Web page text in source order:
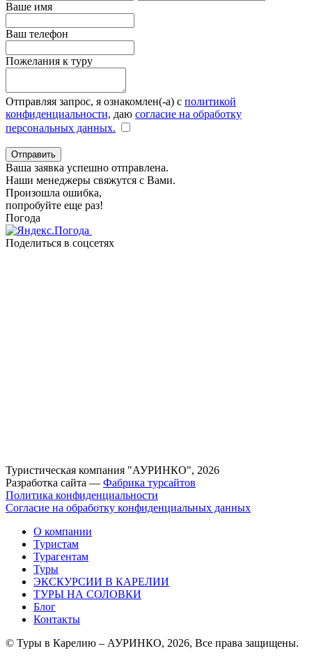
Ваше имя
Ваш телефон
Пожелания к туру
Отправляя запрос, я ознакомлен(-а) с политикой
конфиденциальности, даю согласие на обработку
персональных данных.
Отправить
Ваша заявка успешно отправлена.
Наши менеджеры свяжутся с Вами.
Произошла ошибка,
попробуйте еще раз!
Погода
Поделиться в соцсетях
Туристическая компания "АУРИНКО", 2026
Разработка сайта — Фабрика турсайтов
Политика конфиденциальности
Согласие на обработку конфиденциальных данных
О компании
Туристам
Турагентам
Туры
ЭКСКУРСИИ В КАРЕЛИИ
ТУРЫ НА СОЛОВКИ
Блог
Контакты
© Туры в Карелию – АУРИНКО, 2026, Все права защищены.